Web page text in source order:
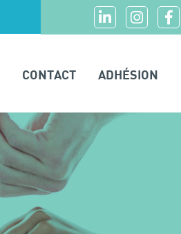
CONTACT ADHÉSION